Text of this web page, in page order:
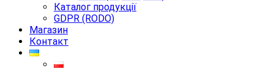
Каталог продукції
GDPR (RODO)
Магазин
Контакт